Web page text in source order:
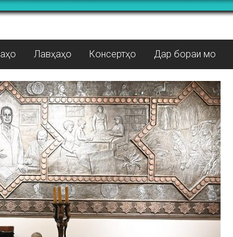
Лавҳаҳо Консертҳо Дар бораи мо